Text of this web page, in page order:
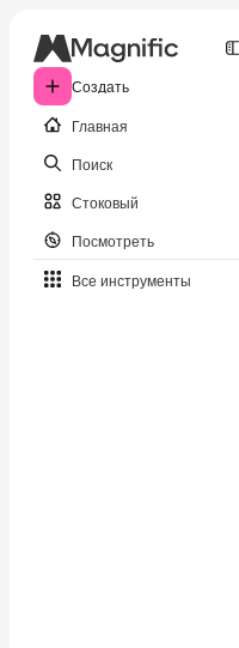
Создать
Главная
Поиск
Стоковый
Посмотреть
Все инструменты